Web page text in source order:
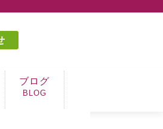
ブログ
BLOG